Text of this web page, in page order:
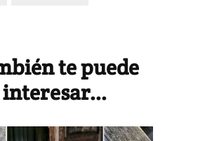
te puede
interesar...